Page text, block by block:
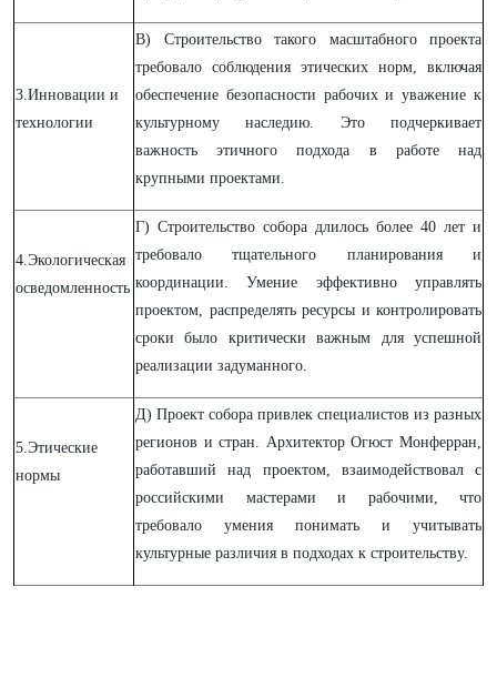
3.Инновации и
технологии
В) Строительство такого масштабного проекта
требовало соблюдения этических норм, включая
обеспечение безопасности рабочих и уважение к
культурному наследию. Это подчеркивает
важность этичного подхода в работе над
крупными проектами.
4.Экологическая
осведомленность
Г) Строительство собора длилось более 40 лет и
требовало тщательного планирования и
координации. Умение эффективно управлять
проектом, распределять ресурсы и контролировать
сроки было критически важным для успешной
реализации задуманного.
5.Этические
нормы
Д) Проект собора привлек специалистов из разных
регионов и стран. Архитектор Огюст Монферран,
работавший над проектом, взаимодействовал с
российскими мастерами и рабочими, что
требовало умения понимать и учитывать
культурные различия в подходах к строительству.